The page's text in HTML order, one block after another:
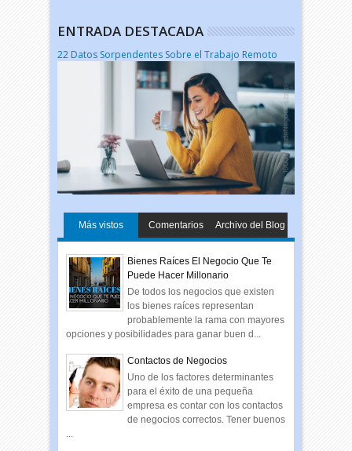
ENTRADA DESTACADA
22 Datos Sorpendentes Sobre el Trabajo Remoto
Más vistos Comentarios Archivo del Blog
Bienes Raíces El Negocio Que Te
Puede Hacer Millonario
De todos los negocios que existen
los bienes raíces representan
probablemente la rama con mayores
opciones y posibilidades para ganar buen d...
Contactos de Negocios
Uno de los factores determinantes
para el éxito de una pequeña
empresa es contar con los contactos
de negocios correctos. Tener buenos